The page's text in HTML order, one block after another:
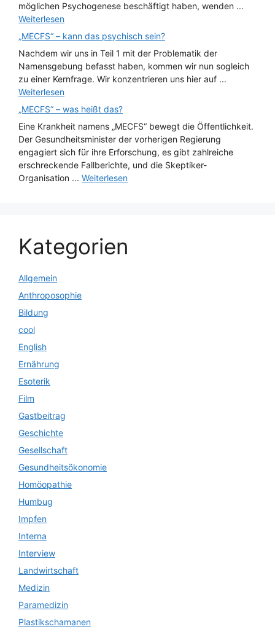
möglichen Psychogenese beschäftigt haben, wenden ...
Weiterlesen
„MECFS“ – kann das psychisch sein?
Nachdem wir uns in Teil 1 mit der Problematik der
Namensgebung befasst haben, kommen wir nun sogleich
zu einer Kernfrage. Wir konzentrieren uns hier auf ...
Weiterlesen
„MECFS“ – was heißt das?
Eine Krankheit namens „MECFS“ bewegt die Öffentlichkeit.
Der Gesundheitsminister der vorherigen Regierung
engagiert sich für ihre Erforschung, es gibt zahlreiche
erschreckende Fallberichte, und die Skeptiker-
Organisation ... Weiterlesen
Kategorien
Allgemein
Anthroposophie
Bildung
cool
English
Ernährung
Esoterik
Film
Gastbeitrag
Geschichte
Gesellschaft
Gesundheitsökonomie
Homöopathie
Humbug
Impfen
Interna
Interview
Landwirtschaft
Medizin
Paramedizin
Plastikschamanen